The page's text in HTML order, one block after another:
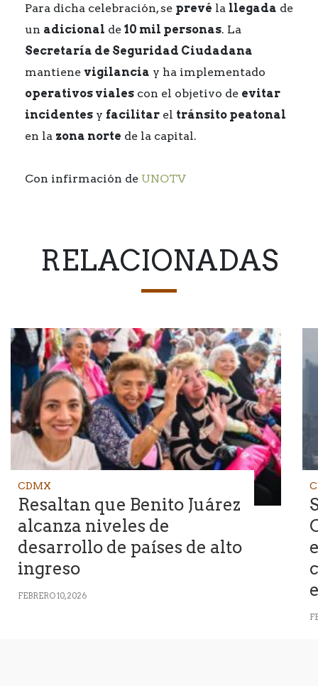
Para dicha celebración, se prevé la llegada de
un adicional de 10 mil personas. La
Secretaría de Seguridad Ciudadana
mantiene vigilancia y ha implementado
operativos viales con el objetivo de evitar
incidentes y facilitar el tránsito peatonal
en la zona norte de la capital.
Con infirmación de UNOTV
RELACIONADAS
CDMX
Resaltan que Benito Juárez
alcanza niveles de
desarrollo de países de alto
ingreso
FEBRERO 10, 2026